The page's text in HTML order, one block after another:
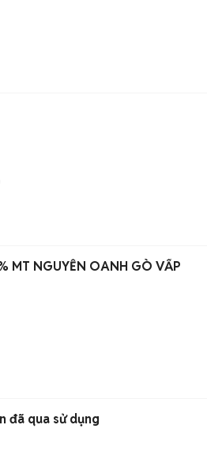
MT NGUYỄN OANH GÒ VẤP
đã qua sử dụng